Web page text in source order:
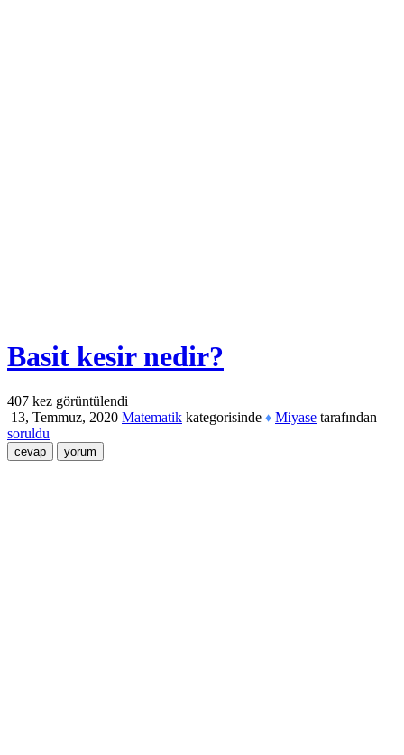
Basit kesir nedir?
407 kez görüntülendi
13, Temmuz, 2020 Matematik kategorisinde ♦ Miyase tarafından
soruldu